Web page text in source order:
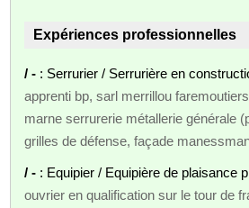
Expériences professionnelles
/ - : Serrurier / Serrurière en
apprenti bp, sarl merrillou
marne serrurerie métallerie générale
grilles de défense, façade
/ - : Equipier / Equipière de plaisance
ouvrier en qualification sur le tour de